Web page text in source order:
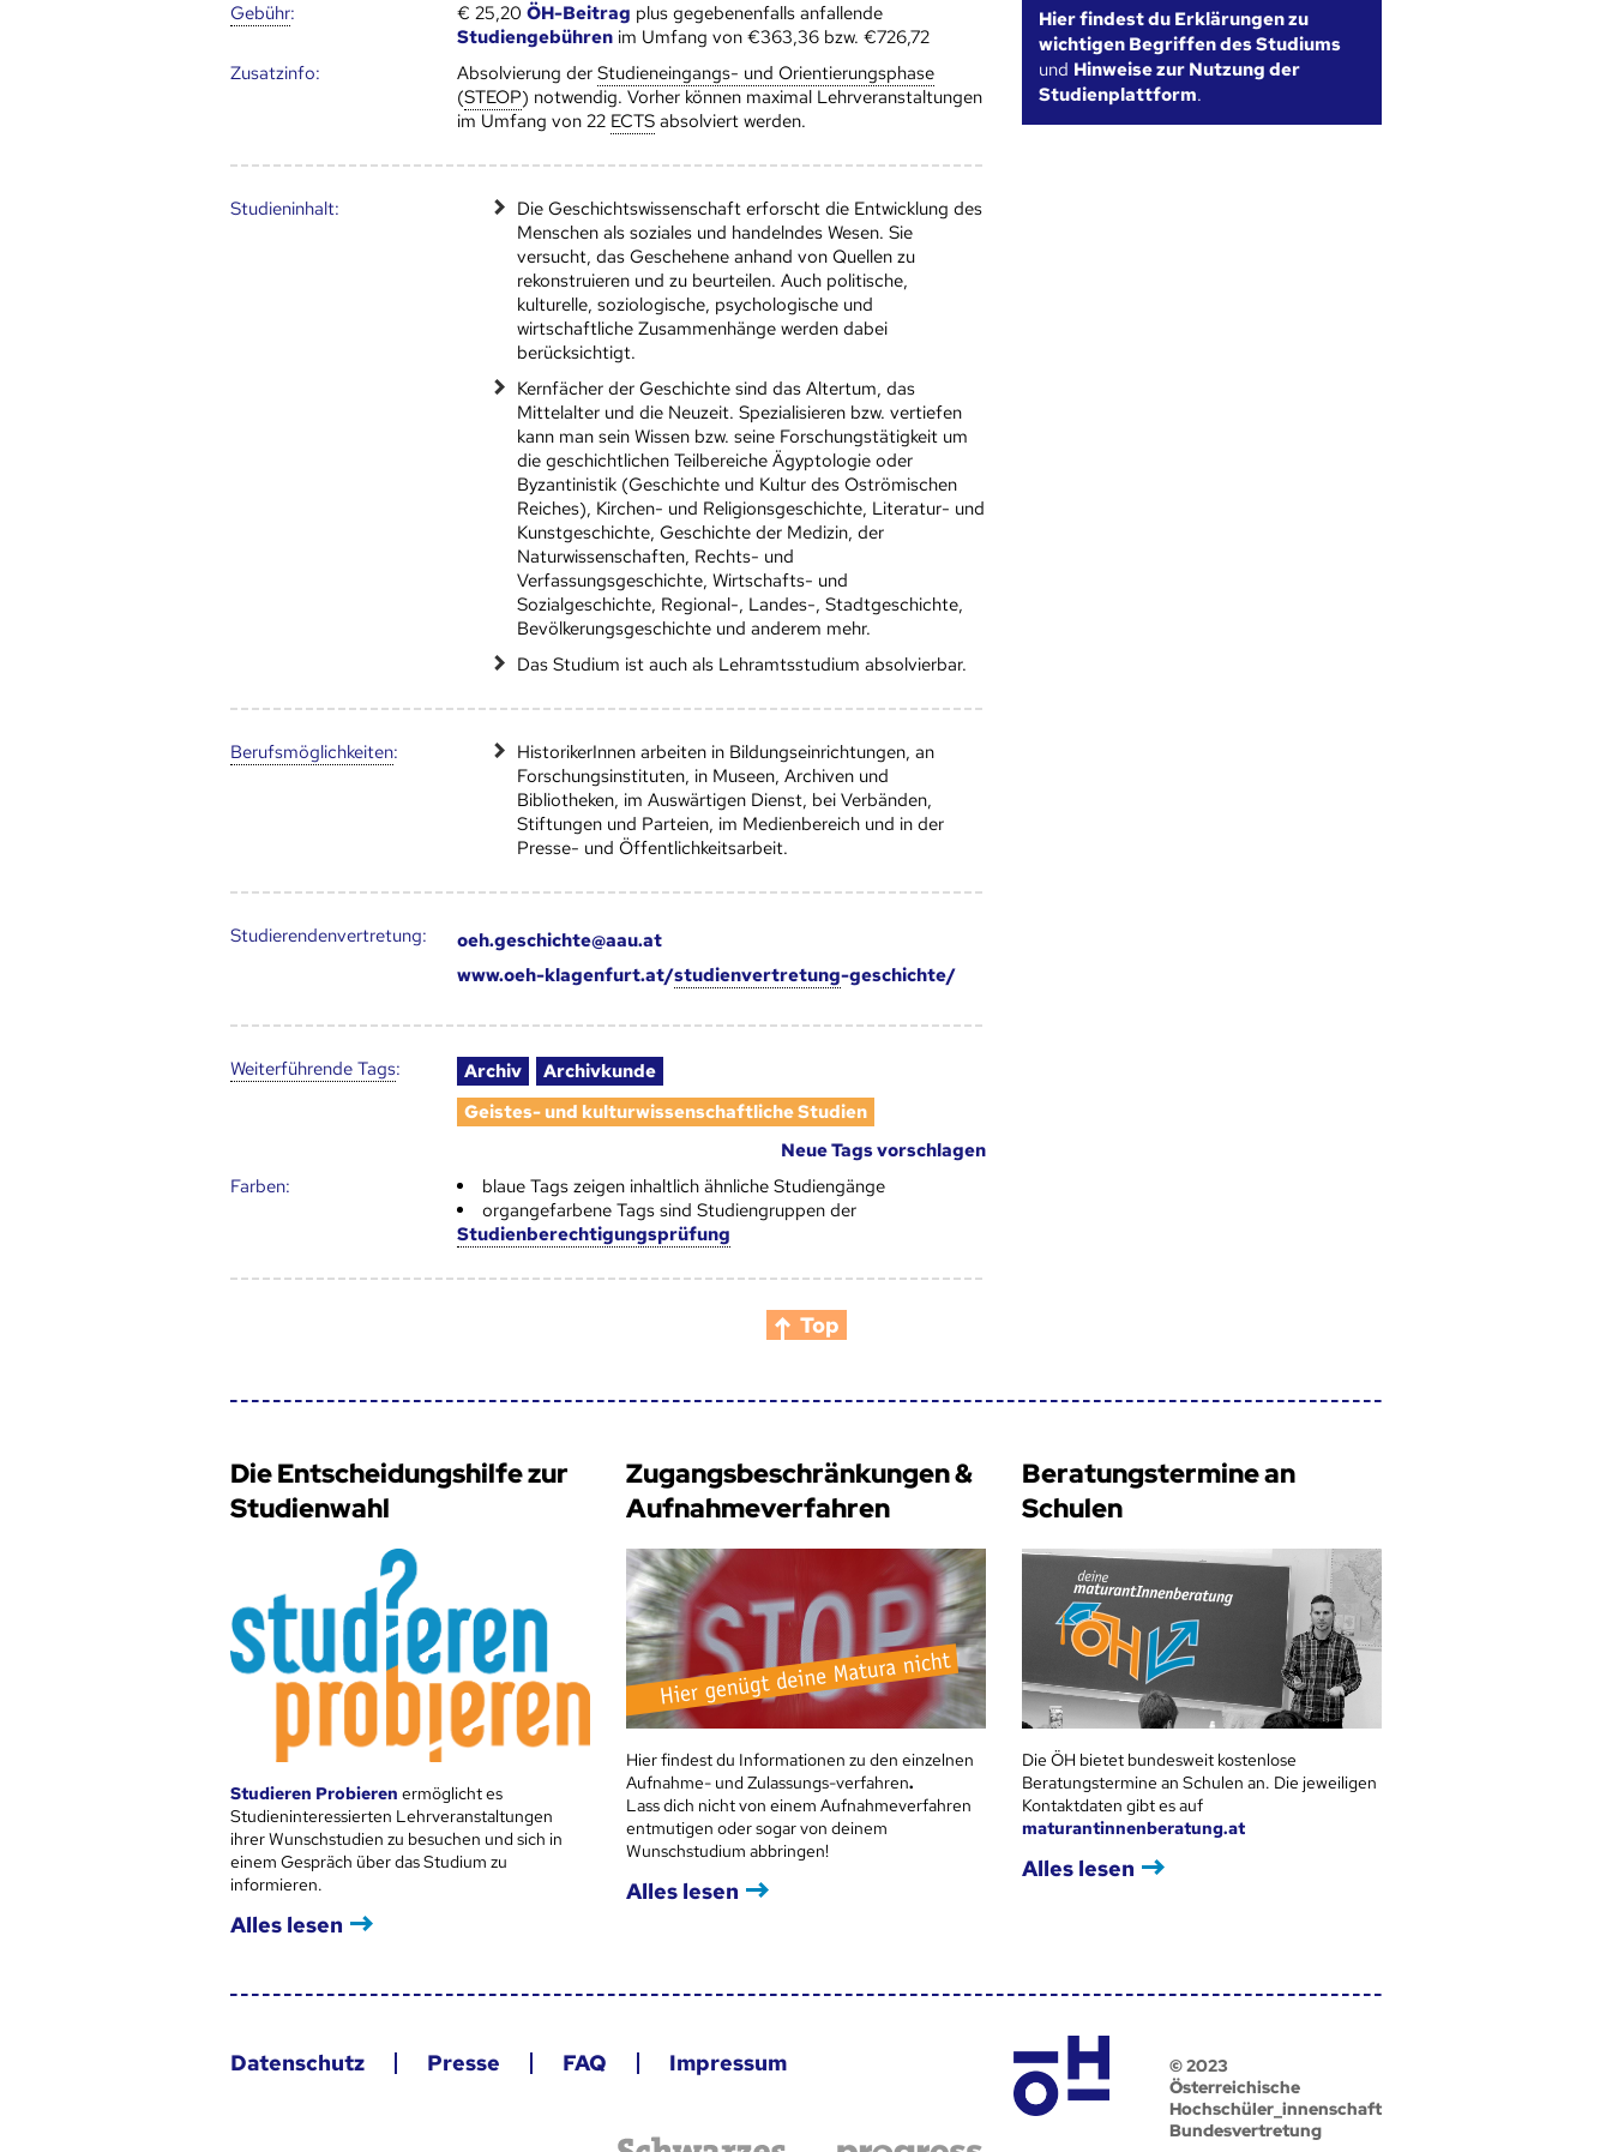
Gebühr: € 25,20 ÖH-Beitrag plus gegebenenfalls anfallende
Studiengebührenim Umfang von €363,36 bzw. €726,72
Zusatz­info:
Absolvierung der Studieneingangs- und Orientierungsphase
(STEOP) notwendig. Vorher können maximal Lehrveranstaltungen
im Umfang von 22 ECTSabsolviert werden.
Studien­inhalt:
Die Geschichtswissenschaft erforscht die Entwicklung des
Menschen als soziales und handelndes Wesen. Sie
versucht, das Geschehene anhand von Quellen zu
rekonstruieren und zu beurteilen. Auch politische,
kulturelle, soziologische, psychologische und
wirtschaftliche Zusammenhänge werden dabei
berücksichtigt.
Kernfächer der Geschichte sind das Altertum, das
Mittelalter und die Neuzeit. Spezialisieren bzw. vertiefen
kann man sein Wissen bzw. seine Forschungstätigkeit um
die geschichtlichen Teilbereiche Ägyptologie oder
Byzantinistik (Geschichte und Kultur des Oströmischen
Reiches), Kirchen- und Religionsgeschichte, Literatur- und
Kunstgeschichte, Geschichte der Medizin, der
Naturwissenschaften, Rechts- und
Verfassungsgeschichte, Wirtschafts- und
Sozialgeschichte, Regional-, Landes-, Stadtgeschichte,
Bevölkerungsgeschichte und anderem mehr.
Das Studium ist auch als Lehramtsstudium absolvierbar.
Berufs­möglich­keiten:
HistorikerInnen arbeiten in Bildungseinrichtungen, an
Forschungsinstituten, in Museen, Archiven und
Bibliotheken, im Auswärtigen Dienst, bei Verbänden,
Stiftungen und Parteien, im Medienbereich und in der
Presse- und Öffentlichkeitsarbeit.
Studierendenvertretung:
oeh.geschichte@aau.at
www.oeh-klagenfurt.at/studienvertretung-geschichte/
Weiter­führende Tags: Archiv
Archivkunde
Geistes- und kulturwissenschaftliche Studien
Neue Tags vorschlagen
Farben:
blaue Tags zeigen inhaltlich ähnliche Studiengänge
organgefarbene Tags sind Studiengruppen der
Studienberechtigungsprüfung
Hier findest du Erklärungen zu
wichtigen Begriffen des Studiums
und Hinweise zur Nutzung der
Studienplattform.
Top
Die Entscheidungshilfe zur
Studienwahl
Studieren Probieren ermöglicht es
Studieninteressierten Lehrveranstaltungen
ihrer Wunschstudien zu besuchen und sich in
einem Gespräch über das Studium zu
informieren.
Alles lesen
Zugangsbeschränkungen &
Aufnahmeverfahren
Hier findest du Informationen zu den einzelnen
Aufnahme- und Zulassungs-verfahren.
Lass dich nicht von einem Aufnahmeverfahren
entmutigen oder sogar von deinem
Wunschstudium abbringen!
Alles lesen
Beratungstermine an
Schulen
Die ÖH bietet bundesweit kostenlose
Beratungstermine an Schulen an. Die jeweiligen
Kontaktdaten gibt es auf
maturantinnenberatung.at
Alles lesen
Datenschutz Presse FAQ Impressum
© 2023
Österreichische
Hochschüler_innenschaft
Bundesvertretung